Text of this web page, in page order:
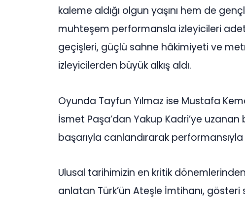
kaleme aldığı olgun yaşını hem de
muhteşem performansla izleyicileri
geçişleri, güçlü sahne hâkimiyeti ve
izleyicilerden büyük alkış aldı.
Oyunda Tayfun Yılmaz ise Mustafa
İsmet Paşa’dan Yakup Kadri’ye
başarıyla canlandırarak
Ulusal tarihimizin en kritik
anlatan Türk’ün Ateşle İmtihanı,